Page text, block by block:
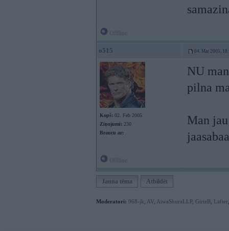
o515 04. Mar 2005,
Kopš: 02. Feb 2005
Ziņojumi: 230
Braucu ar:
NU
pilna
Man
Jauna tēma Atbildēt
Moderatori: 968-jk AV AiwaShuraLLP, GirtzB Lafter